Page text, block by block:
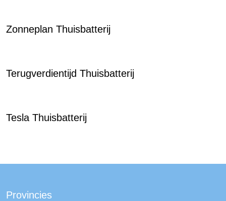
Zonneplan Thuisbatterij
Terugverdientijd Thuisbatterij
Tesla Thuisbatterij
Provincies